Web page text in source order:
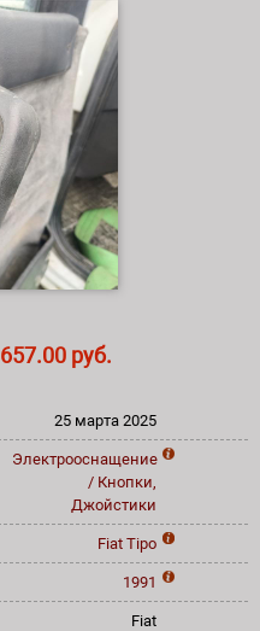
657.00 руб.
25 марта 2025
Электрооснащение
/ Кнопки,
Джойстики
Fiat Tipo
1991
Fiat